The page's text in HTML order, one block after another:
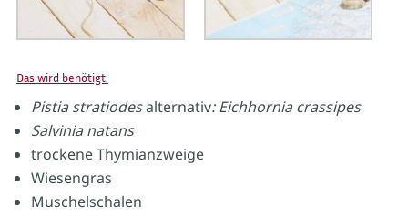
Das wird benötigt:
Pistia stratiodesalternativ: Eichhornia crassipes
Salvinia natans
trockene Thymianzweige
Wiesengras
Muschelschalen